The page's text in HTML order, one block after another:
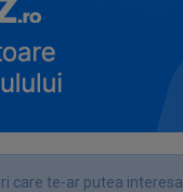
care te-ar putea interesa.